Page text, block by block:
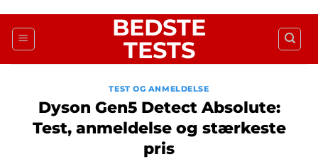
indhold
BEDSTE
TESTS
TEST OG ANMELDELSE
Dyson Gen5 Detect Absolute:
Test, anmeldelse og stærkeste
pris